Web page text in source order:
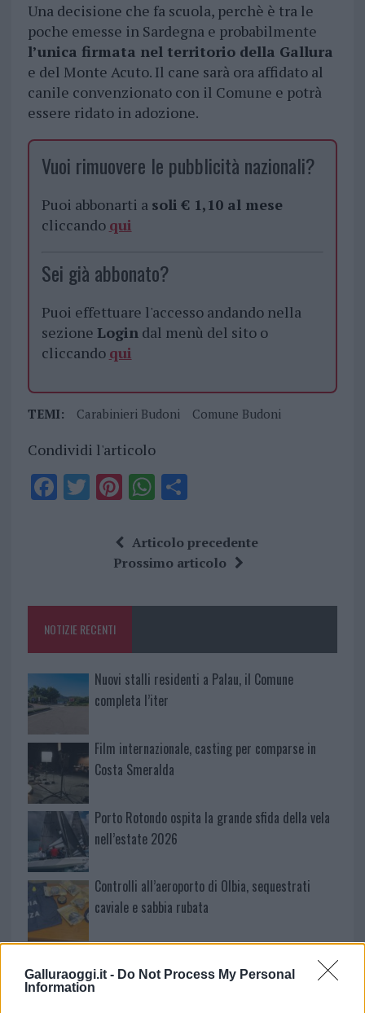
Galluraoggi.it - Do Not Process My Personal
Information
Una decisione che fa scuola, perchè è tra le
poche emesse in Sardegna e probabilmente
l’unica firmata nel territorio della Gallura
e del Monte Acuto. Il cane sarà ora affidato al
canile convenzionato con il Comune e potrà
essere ridato in adozione.
Vuoi rimuovere le pubblicità nazionali?
Puoi abbonarti a soli € 1,10 al mese
cliccando qui
Sei già abbonato?
Puoi effettuare l'accesso andando nella
sezione Logindal menù del sito o
cliccando qui
TEMI: Carabinieri Budoni Comune Budoni
Condividi l'articolo
F
o
k
T Pi
te
re
W
at
s
p
S
a
re
Articolo precedente
Prossimo articolo
NOTIZIE RECENTI
Nuovi stalli residenti a Palau, il Comune
completa l’iter
Film internazionale, casting per comparse in
Costa Smeralda
Porto Rotondo ospita la grande sfida della vela
nell’estate 2026
Controlli all’aeroporto di Olbia, sequestrati
caviale e sabbia rubata
Migliori cliniche di estetica medicale avanzata
in Europa: classifica dei 5 centri di riferimento
pe…